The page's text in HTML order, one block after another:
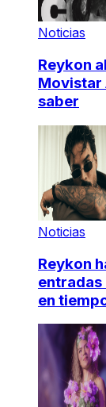
Noticias
Reykon
Movistar
saber
Noticias
Reykon
entradas
en